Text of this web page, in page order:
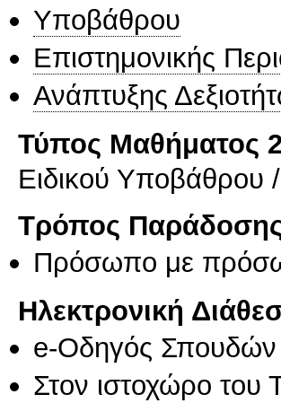
Υποβάθρου
Επιστημονικής
Ανάπτυξης
Τύπος Μαθήματος
Ειδικού Υποβάθρου
Τρόπος
Πρόσωπο με
Ηλεκτρονική
e-Οδηγός Σπουδών
Στον ιστοχώρο του